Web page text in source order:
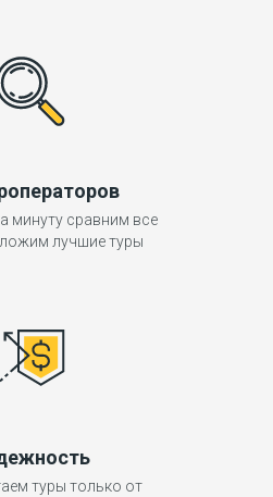
минуту сравним все
лучшие туры
туры только от